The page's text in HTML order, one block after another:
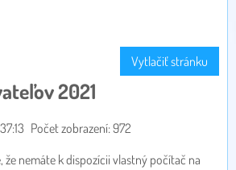
Vytlačiť stránku
2021
Počet zobrazení: 972
že nemáte k dispozícii vlastný počítač na